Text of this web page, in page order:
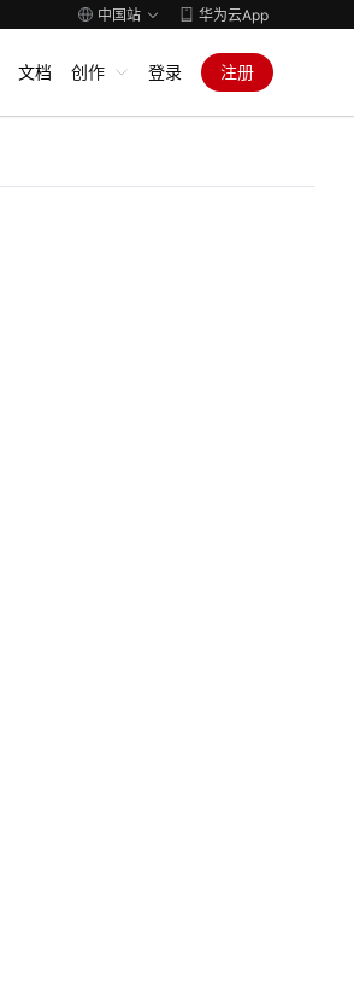
中国站 华为云App
文档 创作 登录 注册